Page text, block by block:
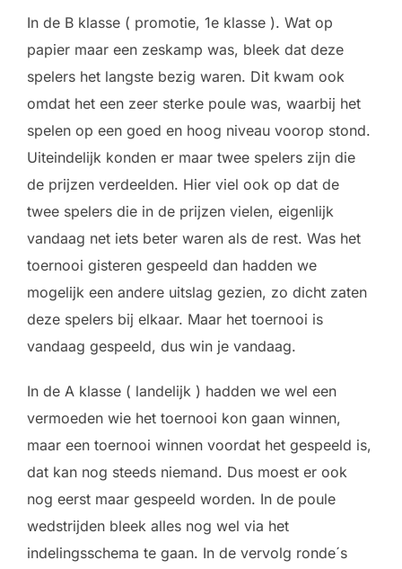
In de B klasse ( promotie, 1e klasse ). Wat op
papier maar een zeskamp was, bleek dat deze
spelers het langste bezig waren. Dit kwam ook
omdat het een zeer sterke poule was, waarbij het
spelen op een goed en hoog niveau voorop stond.
Uiteindelijk konden er maar twee spelers zijn die
de prijzen verdeelden. Hier viel ook op dat de
twee spelers die in de prijzen vielen, eigenlijk
vandaag net iets beter waren als de rest. Was het
toernooi gisteren gespeeld dan hadden we
mogelijk een andere uitslag gezien, zo dicht zaten
deze spelers bij elkaar. Maar het toernooi is
vandaag gespeeld, dus win je vandaag.
In de A klasse ( landelijk ) hadden we wel een
vermoeden wie het toernooi kon gaan winnen,
maar een toernooi winnen voordat het gespeeld is,
dat kan nog steeds niemand. Dus moest er ook
nog eerst maar gespeeld worden. In de poule
wedstrijden bleek alles nog wel via het
indelingsschema te gaan. In de vervolg ronde´s